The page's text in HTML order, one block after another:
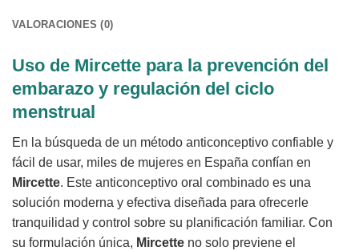
VALORACIONES (0)
Uso de Mircette para la prevención del
embarazo y regulación del ciclo
menstrual
En la búsqueda de un método anticonceptivo confiable y
fácil de usar, miles de mujeres en España confían en
Mircette. Este anticonceptivo oral combinado es una
solución moderna y efectiva diseñada para ofrecerle
tranquilidad y control sobre su planificación familiar. Con
su formulación única, Mircette no solo previene el